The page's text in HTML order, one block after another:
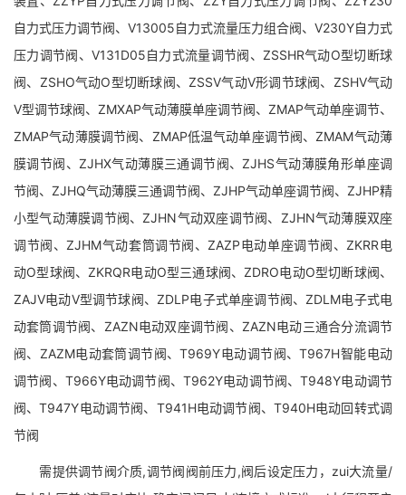
自力式压力调节阀、V13005自力式流量压力组合阀、V230Y自力式
压力调节阀、V131D05自力式流量调节阀、ZSSHR气动O型切断球
阀、ZSHO气动O型切断球阀、ZSSV气动V形调节球阀、ZSHV气动
V型调节球阀、ZMXAP气动薄膜单座调节阀、ZMAP气动单座调节、
ZMAP气动薄膜调节阀、ZMAP低温气动单座调节阀、ZMAM气动薄
膜调节阀、ZJHX气动薄膜三通调节阀、ZJHS气动薄膜角形单座调
节阀、ZJHQ气动薄膜三通调节阀、ZJHP气动单座调节阀、ZJHP精
小型气动薄膜调节阀、ZJHN气动双座调节阀、ZJHN气动薄膜双座
调节阀、ZJHM气动套筒调节阀、ZAZP电动单座调节阀、ZKRR电
动O型球阀、ZKRQR电动O型三通球阀、ZDRO电动O型切断球阀、
ZAJV电动V型调节球阀、ZDLP电子式单座调节阀、ZDLM电子式电
动套筒调节阀、ZAZN电动双座调节阀、ZAZN电动三通合分流调节
阀、ZAZM电动套筒调节阀、T969Y电动调节阀、T967H智能电动
调节阀、T966Y电动调节阀、T962Y电动调节阀、T948Y电动调节
阀、T947Y电动调节阀、T941H电动调节阀、T940H电动回转式调
节阀
需提供调节阀介质,调节阀阀前压力,阀后设定压力，zui大流量/